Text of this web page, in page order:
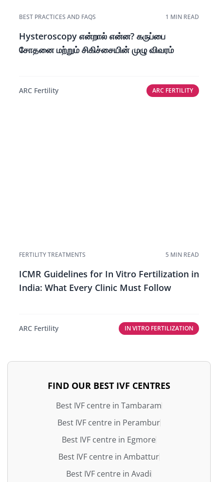
BEST PRACTICES AND FAQS 1 MIN READ
Hysteroscopy என்றால் என்ன? கருப்பை
சோதனை மற்றும் சிகிச்சையின் முழு விவரம்
ARC Fertility ARC FERTILITY
FERTILITY TREATMENTS 5 MIN READ
ICMR Guidelines for In Vitro Fertilization in
India: What Every Clinic Must Follow
ARC Fertility IN VITRO FERTILIZATION
FIND OUR BEST IVF CENTRES
Best IVF centre in Tambaram
Best IVF centre in Perambur
Best IVF centre in Egmore
Best IVF centre in Ambattur
Best IVF centre in Avadi